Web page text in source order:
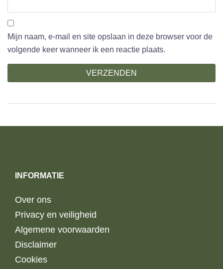
Mijn naam, e-mail en site opslaan in deze browser voor de
volgende keer wanneer ik een reactie plaats.
INFORMATIE
Over ons
Privacy en veiligheid
Algemene voorwaarden
Disclaimer
Cookies